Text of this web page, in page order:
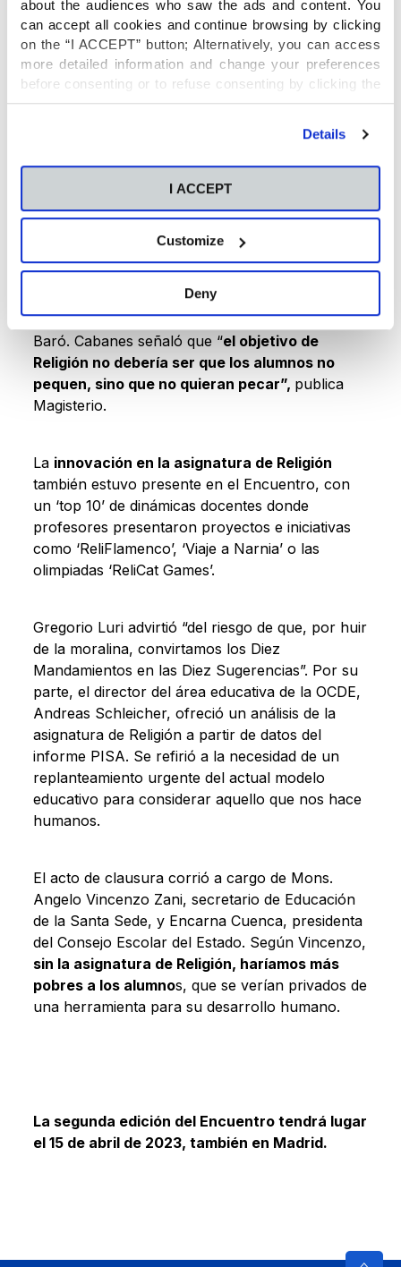
about the audiences who saw the ads and content. You
can accept all cookies and continue browsing by clicking
on the “I ACCEPT” button; Alternatively, you can access
more detailed information and change your preferences
before consenting or to refuse consenting by clicking the
"Personalize" button. For more information you can visit
Details
I ACCEPT
Customize
Deny
La conferencia inaugural corrió a cargo del
escritor y sacerdote Pablo d’Ors, q uien esperaba
de este Encuentro “abrir un nuevo horizonte
manera distinta de impartir la asignatura de
hemos domesticado”, asegura.
Oliba Spinola moderó la mesa sobre filosofía en
la que participaron Gregorio Luri, Carmen
Pellicer, José María Torralba y Miguel García-
Baró. Cabanes señaló que “el objetivo de
Religión no debería ser que los alumnos no
pequen, sino que no quieran pecar”, publica
Magisterio.
La innovación en la asignatura de Religión
también estuvo presente en el Encuentro, con
un ‘top 10’ de dinámicas docentes donde
profesores presentaron proyectos e iniciativas
como ‘ReliFlamenco’, ‘Viaje a Narnia’ o las
olimpiadas ‘ReliCat Games’.
Gregorio Luri advirtió “del riesgo de que, por huir
de la moralina, convirtamos los Diez
Mandamientos en las Diez Sugerencias”. Por su
parte, el director del área educativa de la OCDE,
Andreas Schleicher, ofreció un análisis de la
asignatura de Religión a partir de datos del
informe PISA. Se refirió a la necesidad de un
replanteamiento urgente del actual modelo
educativo para considerar aquello que nos hace
humanos.
El acto de clausura corrió a cargo de Mons.
Angelo Vincenzo Zani, secretario de Educación
de la Santa Sede, y Encarna Cuenca, presidenta
del Consejo Escolar del Estado. Según Vincenzo,
sin la asignatura de Religión, haríamos más
pobres a los alumnos, que se verían privados de
una herramienta para su desarrollo humano.
La segunda edición del Encuentro tendrá lugar
el 15 de abril de 2023, también en Madrid.